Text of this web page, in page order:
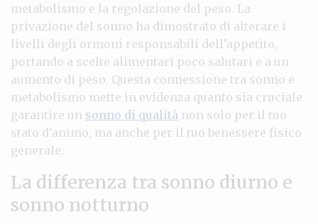
metabolismo e la regolazione del peso. La
privazione del sonno ha dimostrato di alterare i
livelli degli ormoni responsabili dell’appetito,
portando a scelte alimentari poco salutari e a un
aumento di peso. Questa connessione tra sonno e
metabolismo mette in evidenza quanto sia cruciale
garantire un sonno di qualità non solo per il tuo
stato d’animo, ma anche per il tuo benessere fisico
generale.
La differenza tra sonno diurno e
sonno notturno